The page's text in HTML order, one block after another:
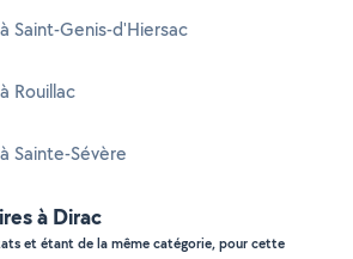
Saint-Genis-d'Hiersac
Rouillac
Sainte-Sévère
à Dirac
et étant de la même catégorie, pour cette